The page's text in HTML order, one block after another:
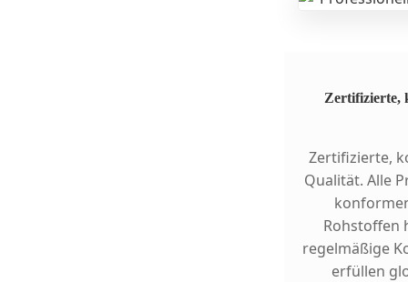
Zertifizierte,
Zertifizierte,
Qualität. Alle
Rohstoffen
regelmäßige
erfüllen